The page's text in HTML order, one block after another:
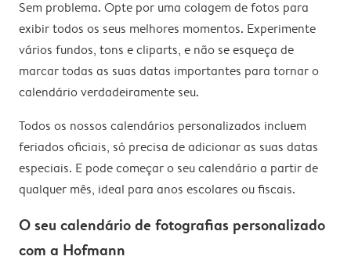
Sem problema. Opte por uma colagem de fotos para
exibir todos os seus melhores momentos. Experimente
vários fundos, tons e cliparts, e não se esqueça de
marcar todas as suas datas importantes para tornar o
calendário verdadeiramente seu.
Todos os nossos calendários personalizados incluem
feriados oficiais, só precisa de adicionar as suas datas
especiais. E pode começar o seu calendário a partir de
qualquer mês, ideal para anos escolares ou fiscais.
O seu calendário de fotografias personalizado
com a Hofmann